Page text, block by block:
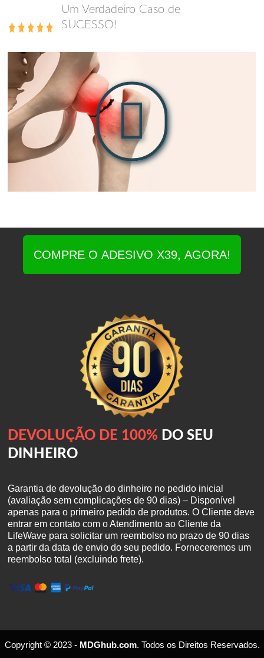
Um Verdadeiro Caso de
SUCESSO!
COMPRE O ADESIVO X39, AGORA!
DEVOLUÇÃO DE 100% DO SEU
DINHEIRO
Garantia de devolução do dinheiro no pedido inicial
(avaliação sem complicações de 90 dias) – Disponível
apenas para o primeiro pedido de produtos. O Cliente deve
entrar em contato com o Atendimento ao Cliente da
LifeWave para solicitar um reembolso no prazo de 90 dias
a partir da data de envio do seu pedido. Forneceremos um
reembolso total (excluindo frete).
Copyright © 2023 - MDGhub.com. Todos os Direitos Reservados.